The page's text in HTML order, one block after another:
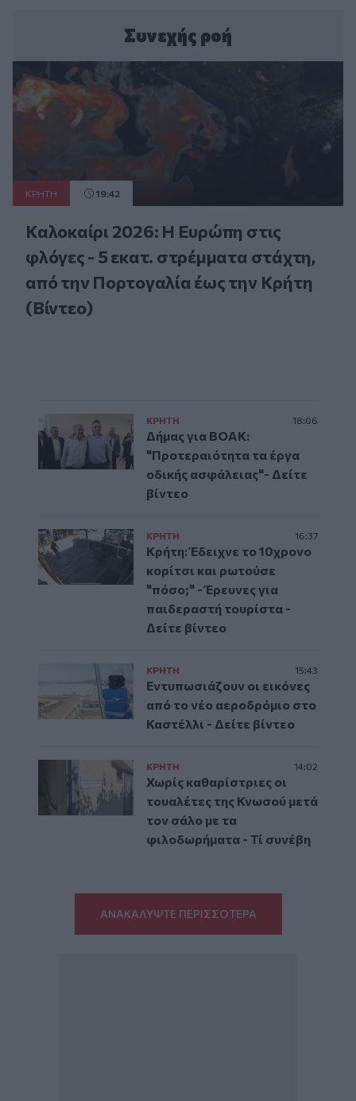
Συνεχής ροή
ΚΡΗΤΗ 19:42
Καλοκαίρι 2026: Η Ευρώπη στις
φλόγες - 5 εκατ. στρέμματα στάχτη,
από την Πορτογαλία έως την Κρήτη
(Βίντεο)
ΚΡΗΤΗ 18:06
Δήμας για ΒΟΑΚ:
"Προτεραιότητα τα έργα
οδικής ασφάλειας"- Δείτε
βίντεο
ΚΡΗΤΗ 16:37
Κρήτη: Έδειχνε το 10χρονο
κορίτσι και ρωτούσε
"πόσο;" - Έρευνες για
παιδεραστή τουρίστα -
Δείτε βίντεο
ΚΡΗΤΗ 15:43
Εντυπωσιάζουν οι εικόνες
από το νέο αεροδρόμιο στο
Καστέλλι - Δείτε βίντεο
ΚΡΗΤΗ 14:02
Χωρίς καθαρίστριες οι
τουαλέτες της Κνωσού μετά
τον σάλο με τα
φιλοδωρήματα - Τί συνέβη
ΑΝΑΚΑΛΥΨΤΕ ΠΕΡΙΣΣΟΤΕΡΑ